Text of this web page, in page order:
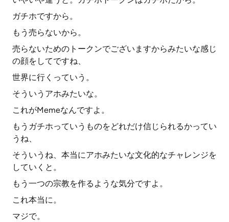
ガチホですから。
もう売らないから。
売らないためのトークンでございますからみたいな感じ
の顔をしてですね、
世界に行くっていう。
そういうアホみたいな。
これがMemeなんですよ。
もうガチホっていうものをどれだけ信じられるかってい
うね、
そういうね、本当にアホみたいな文化的なチャレンジを
していくと。
もう一つの宗教を作るような気分ですよ。
これ本当に。
マジで。